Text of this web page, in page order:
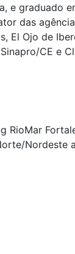
e graduado
das
El Ojo de
CE e
RioMar